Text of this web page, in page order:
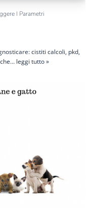
I Parametri
cistiti calcoli, pkd,
leggi tutto »